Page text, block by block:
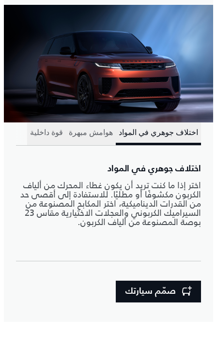
اختلاف جوهري في المواد هوامش مبهرة قوة داخلية
اختلاف جوهري في المواد
اختر إذا ما كنت تريد أن يكون غطاء المحرك من ألياف
الكربون مكشوفًا أو مطليًا. للاستفادة إلى أقصى حد
من القدرات الديناميكية، اختر المكابح المصنوعة من
السيراميك الكربوني والعجلات الاختيارية مقاس 23
بوصة المصنوعة من ألياف الكربون.
صمّم سيارتك